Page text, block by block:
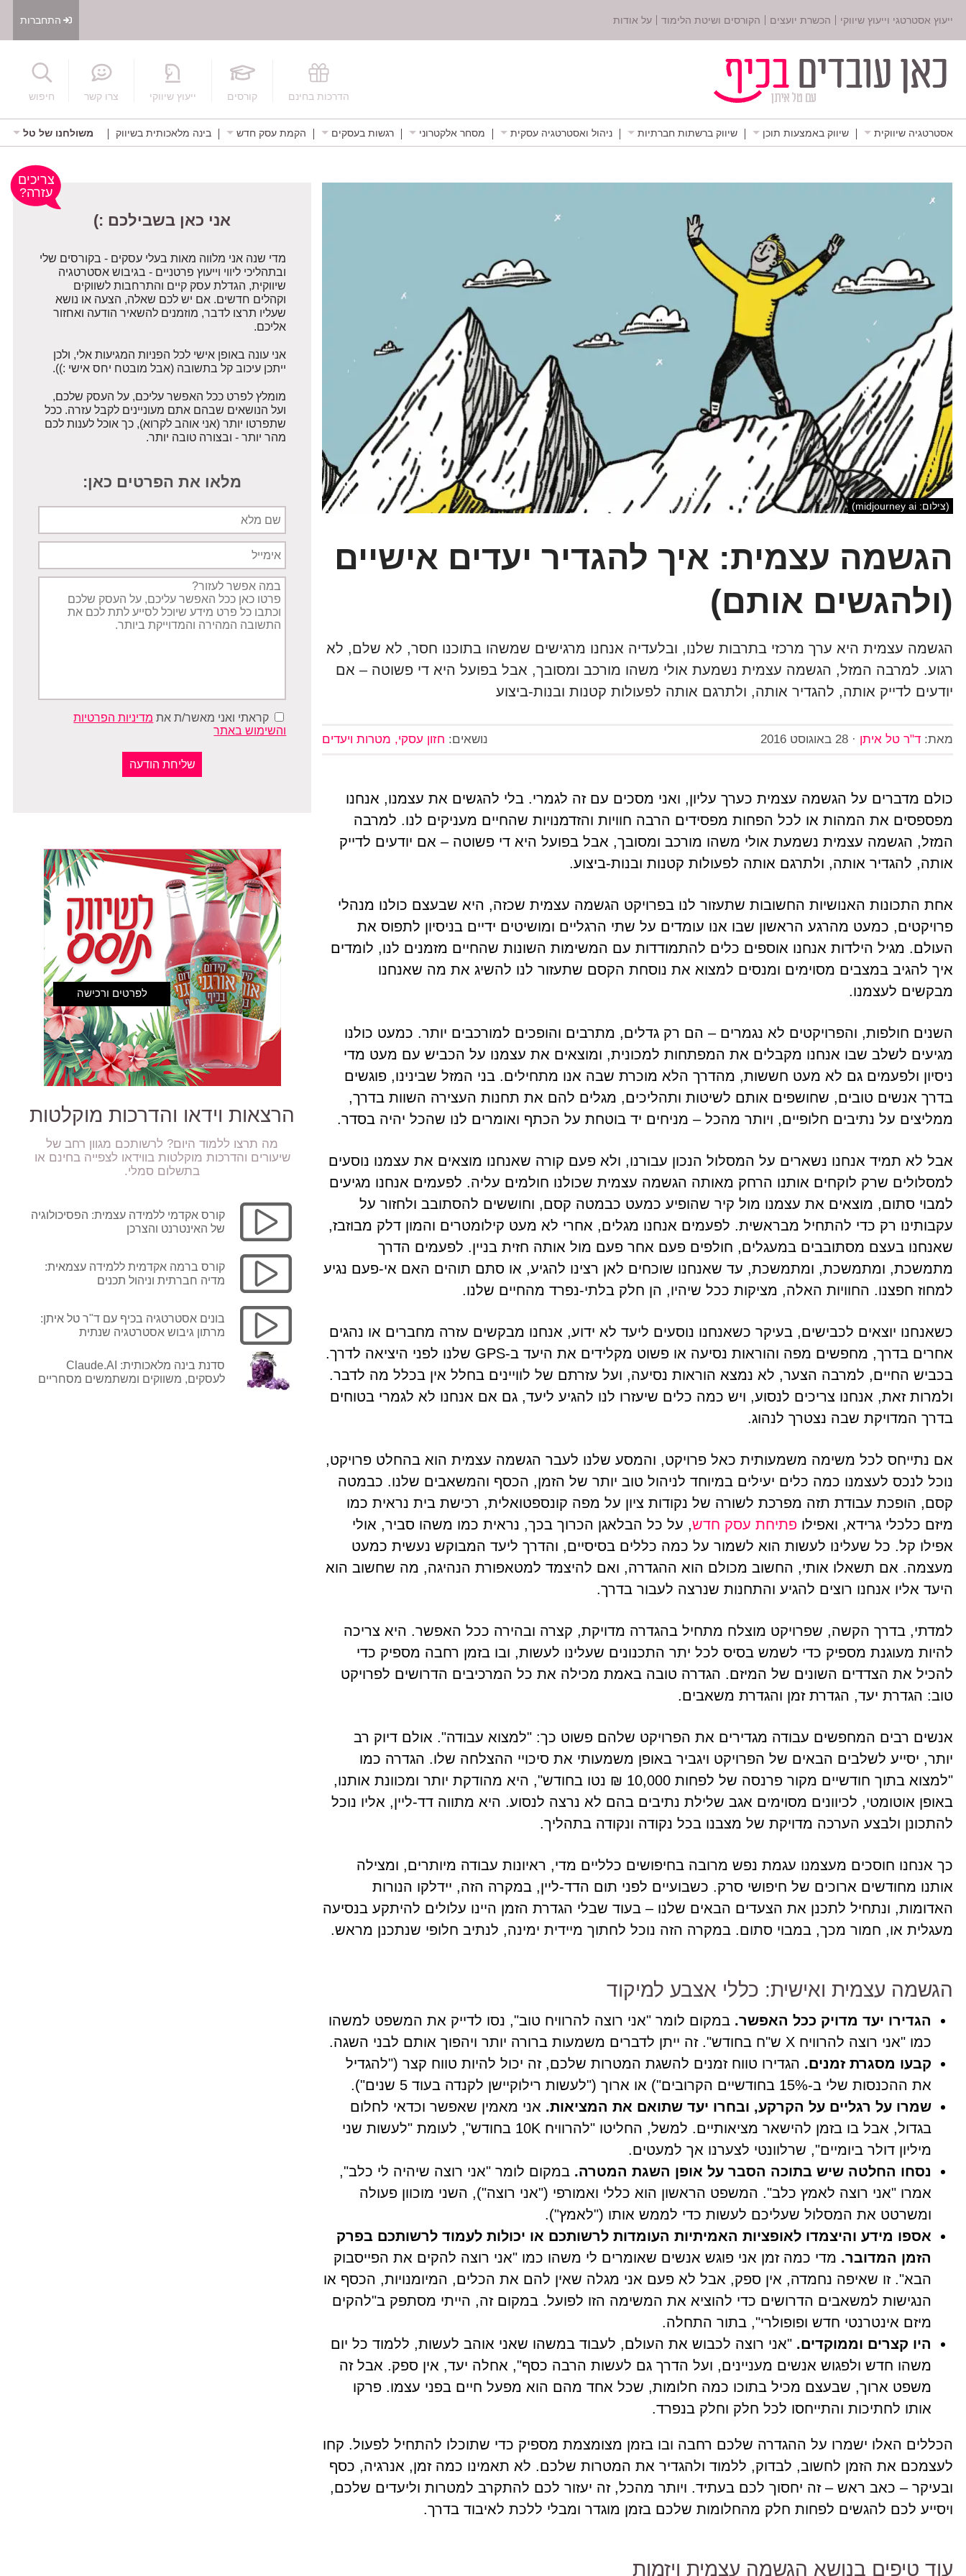
ייעוץ אסטרטגי וייעוץ שיווקי הכשרת יועצים הקורסים ושיטת הלימוד על אודות התחברות
הדרכות בחינם קורסים ייעוץ שיווקי צרו קשר חיפוש
אסטרטגיה שיווקית שיווק באמצעות תוכן שיווק ברשתות חברתיות ניהול ואסטרטגיה עסקית מסחר אלקטרוני רגשות בעסקים הקמת עסק חדש בינה מלאכותית בשיווק משולחנו של טל
(צילום: midjourney ai)
הגשמה עצמית: איך להגדיר יעדים אישיים
(ולהגשים אותם)
הגשמה עצמית היא ערך מרכזי בתרבות שלנו, ובלעדיה אנחנו מרגישים שמשהו בתוכנו חסר, לא שלם, לא
רגוע. למרבה המזל, הגשמה עצמית נשמעת אולי משהו מורכב ומסובך, אבל בפועל היא די פשוטה – אם
יודעים לדייק אותה, להגדיר אותה, ולתרגם אותה לפעולות קטנות ובנות-ביצוע
מאת: ד"ר טל איתן · 28 באוגוסט 2016 נושאים: חזון עסקי, מטרות ויעדים
כולם מדברים על הגשמה עצמית כערך עליון, ואני מסכים עם זה לגמרי. בלי להגשים את עצמנו, אנחנו
מפספסים את המהות או לכל הפחות מפסידים הרבה חוויות והזדמנויות שהחיים מעניקים לנו. למרבה
המזל, הגשמה עצמית נשמעת אולי משהו מורכב ומסובך, אבל בפועל היא די פשוטה – אם יודעים לדייק
אותה, להגדיר אותה, ולתרגם אותה לפעולות קטנות ובנות-ביצוע.
אחת התכונות האנושיות החשובות שתעזור לנו בפרויקט הגשמה עצמית שכזה, היא שבעצם כולנו מנהלי
פרויקטים, כמעט מהרגע הראשון שבו אנו עומדים על שתי הרגליים ומושיטים ידיים בניסיון לתפוס את
העולם. מגיל הילדות אנחנו אוספים כלים להתמודדות עם המשימות השונות שהחיים מזמנים לנו, לומדים
איך להגיב במצבים מסוימים ומנסים למצוא את נוסחת הקסם שתעזור לנו להשיג את מה שאנחנו
מבקשים לעצמנו.
השנים חולפות, והפרויקטים לא נגמרים – הם רק גדלים, מתרבים והופכים למורכבים יותר. כמעט כולנו
מגיעים לשלב שבו אנחנו מקבלים את המפתחות למכונית, ומוצאים את עצמנו על הכביש עם מעט מדי
ניסיון ולפעמים גם לא מעט חששות, מהדרך הלא מוכרת שבה אנו מתחילים. בני המזל שבינינו, פוגשים
בדרך אנשים טובים, שחושפים אותם לשיטות ותהליכים, מגלים להם את תחנות העצירה השוות בדרך,
ממליצים על נתיבים חלופיים, ויותר מהכל – מניחים יד בוטחת על הכתף ואומרים לנו שהכל יהיה בסדר.
אבל לא תמיד אנחנו נשארים על המסלול הנכון עבורנו, ולא פעם קורה שאנחנו מוצאים את עצמנו נוסעים
למסלולים שרק לוקחים אותנו הרחק מאותה הגשמה עצמית שכולנו חולמים עליה. לפעמים אנחנו מגיעים
למבוי סתום, מוצאים את עצמנו מול קיר שהופיע כמעט כבמטה קסם, וחוששים להסתובב ולחזור על
עקבותינו רק כדי להתחיל מבראשית. לפעמים אנחנו מגלים, אחרי לא מעט קילומטרים והמון דלק מבוזבז,
שאנחנו בעצם מסתובבים במעגלים, חולפים פעם אחר פעם מול אותה חזית בניין. לפעמים הדרך
מתמשכת, ומתמשכת, ומתמשכת, עד שאנחנו שוכחים לאן רצינו להגיע, או סתם תוהים האם אי-פעם נגיע
למחוז חפצנו. החוויות האלה, מציקות ככל שיהיו, הן חלק בלתי-נפרד מהחיים שלנו.
כשאנחנו יוצאים לכבישים, בעיקר כשאנחנו נוסעים ליעד לא ידוע, אנחנו מבקשים עזרה מחברים או נהגים
אחרים בדרך, מחפשים מפה והוראות נסיעה או פשוט מקלידים את היעד ב-GPS שלנו לפני היציאה לדרך.
בכביש החיים, למרבה הצער, לא נמצא הוראות נסיעה, ועל עזרתם של לוויינים בחלל אין בכלל מה לדבר.
ולמרות זאת, אנחנו צריכים לנסוע, ויש כמה כלים שיעזרו לנו להגיע ליעד, גם אם אנחנו לא לגמרי בטוחים
בדרך המדויקת שבה נצטרך לנהוג.
אם נתייחס לכל משימה משמעותית כאל פרויקט, והמסע שלנו לעבר הגשמה עצמית הוא בהחלט פרויקט,
נוכל לנכס לעצמנו כמה כלים יעילים במיוחד לניהול טוב יותר של הזמן, הכסף והמשאבים שלנו. כבמטה
קסם, הופכת עבודת תזה מפרכת לשורה של נקודות ציון על מפה קונספטואלית, רכישת בית נראית כמו
מיזם כלכלי גרידא, ואפילו פתיחת עסק חדש, על כל הבלאגן הכרוך בכך, נראית כמו משהו סביר, אולי
אפילו קל. כל שעלינו לעשות הוא לשמור על כמה כללים בסיסיים, והדרך ליעד המבוקש נעשית כמעט
מעצמה. אם תשאלו אותי, החשוב מכולם הוא ההגדרה, ואם להיצמד למטאפורת הנהיגה, מה שחשוב הוא
היעד אליו אנחנו רוצים להגיע והתחנות שנרצה לעבור בדרך.
למדתי, בדרך הקשה, שפרויקט מוצלח מתחיל בהגדרה מדויקת, קצרה ובהירה ככל האפשר. היא צריכה
להיות מעוגנת מספיק כדי לשמש בסיס לכל יתר התכנונים שעלינו לעשות, ובו בזמן רחבה מספיק כדי
להכיל את הצדדים השונים של המיזם. הגדרה טובה באמת מכילה את כל המרכיבים הדרושים לפרויקט
טוב: הגדרת יעד, הגדרת זמן והגדרת משאבים.
אנשים רבים המחפשים עבודה מגדירים את הפרויקט שלהם פשוט כך: "למצוא עבודה". אולם דיוק רב
יותר, יסייע לשלבים הבאים של הפרויקט ויגביר באופן משמעותי את סיכויי ההצלחה שלו. הגדרה כמו
"למצוא בתוך חודשיים מקור פרנסה של לפחות 10,000 ₪ נטו בחודש", היא מהודקת יותר ומכוונת אותנו,
באופן אוטומטי, לכיוונים מסוימים אגב שלילת נתיבים בהם לא נרצה לנסוע. היא מתווה דד-ליין, אליו נוכל
להתכונן ולבצע הערכה מדויקת של מצבנו בכל נקודה ונקודה בתהליך.
כך אנחנו חוסכים מעצמנו עגמת נפש מרובה בחיפושים כלליים מדי, ראיונות עבודה מיותרים, ומצילה
אותנו מחודשים ארוכים של חיפושי סרק. כשבועיים לפני תום הדד-ליין, במקרה הזה, יידלקו הנורות
האדומות, ונתחיל לתכנן את הצעדים הבאים שלנו – בעוד שבלי הגדרת הזמן היינו עלולים להיתקע בנסיעה
מעגלית או, חמור מכך, במבוי סתום. במקרה הזה נוכל לחתוך מיידית ימינה, לנתיב חלופי שנתכנן מראש.
הגשמה עצמית ואישית: כללי אצבע למיקוד
הגדירו יעד מדויק ככל האפשר. במקום לומר "אני רוצה להרוויח טוב", נסו לדייק את המשפט למשהו
כמו "אני רוצה להרוויח X ש"ח בחודש". זה ייתן לדברים משמעות ברורה יותר ויהפוך אותם לבני השגה.
קבעו מסגרת זמנים. הגדירו טווח זמנים להשגת המטרות שלכם, זה יכול להיות טווח קצר ("להגדיל
את ההכנסות שלי ב-15% בחודשיים הקרובים") או ארוך ("לעשות רילוקיישן לקנדה בעוד 5 שנים").
שמרו על רגליים על הקרקע, ובחרו יעד שתואם את המציאות. אני מאמין שאפשר וכדאי לחלום
בגדול, אבל בו בזמן להישאר מציאותיים. למשל, החליטו "להרוויח 10K בחודש", לעומת "לעשות שני
מיליון דולר ביומיים", שרלוונטי לצערנו אך למעטים.
נסחו החלטה שיש בתוכה הסבר על אופן השגת המטרה. במקום לומר "אני רוצה שיהיה לי כלב",
אמרו "אני רוצה לאמץ כלב". המשפט הראשון הוא כללי ואמורפי ("אני רוצה"), השני מוכוון פעולה
ומשרטט את המסלול שעליכם לעשות כדי לממש אותו ("לאמץ").
אספו מידע והיצמדו לאופציות האמיתיות העומדות לרשותכם או יכולות לעמוד לרשותכם בפרק
הזמן המדובר. מדי כמה זמן אני פוגש אנשים שאומרים לי משהו כמו "אני רוצה להקים את הפייסבוק
הבא". זו שאיפה נחמדה, אין ספק, אבל לא פעם אני מגלה שאין להם את הכלים, המיומנויות, הכסף או
הנגישות למשאבים הדרושים כדי להוציא את המשימה הזו לפועל. במקום זה, הייתי מסתפק ב"להקים
מיזם אינטרנטי חדש ופופולרי", בתור התחלה.
היו קצרים וממוקדים. "אני רוצה לכבוש את העולם, לעבוד במשהו שאני אוהב לעשות, ללמוד כל יום
משהו חדש ולפגוש אנשים מעניינים, ועל הדרך גם לעשות הרבה כסף", אחלה יעד, אין ספק. אבל זה
משפט ארוך, שבעצם מכיל בתוכו כמה חלומות, שכל אחד מהם הוא מפעל חיים בפני עצמו. פרקו
אותו לחתיכות והתייחסו לכל חלק וחלק בנפרד.
הכללים האלו ישמרו על ההגדרה שלכם רחבה ובו בזמן מצומצמת מספיק כדי שתוכלו להתחיל לפעול. קחו
לעצמכם את הזמן לחשוב, לבדוק, ללמוד ולהגדיר את המטרות שלכם. לא תאמינו כמה זמן, אנרגיה, כסף
ובעיקר – כאב ראש – זה יחסוך לכם בעתיד. ויותר מהכל, זה יעזור לכם להתקרב למטרות וליעדים שלכם,
ויסייע לכם להגשים לפחות חלק מהחלומות שלכם בזמן מוגדר ומבלי ללכת לאיבוד בדרך.
עוד טיפים בנושא הגשמה עצמית ויזמות
אני כאן בשבילכם :)
מדי שנה אני מלווה מאות בעלי עסקים - בקורסים שלי
ובתהליכי ליווי וייעוץ פרטניים - בגיבוש אסטרטגיה
שיווקית, הגדלת עסק קיים והתרחבות לשווקים
וקהלים חדשים. אם יש לכם שאלה, הצעה או נושא
שעליו תרצו לדבר, מוזמנים להשאיר הודעה ואחזור
אליכם.
אני עונה באופן אישי לכל הפניות המגיעות אלי, ולכן
ייתכן עיכוב קל בתשובה (אבל מובטח יחס אישי :)).
מומלץ לפרט ככל האפשר עליכם, על העסק שלכם,
ועל הנושאים שבהם אתם מעוניינים לקבל עזרה. ככל
שתפרטו יותר (אני אוהב לקרוא), כך אוכל לענות לכם
מהר יותר - ובצורה טובה יותר.
מלאו את הפרטים כאן:
מלא
תיאור
הפניה
קראתי ואני מאשר/ת את מדיניות הפרטיות
והשימוש באתר
הרצאות וידאו והדרכות מוקלטות
מה תרצו ללמוד היום? לרשותכם מגוון רחב של
שיעורים והדרכות מוקלטות בווידאו לצפייה בחינם או
בתשלום סמלי.
קורס אקדמי ללמידה עצמית: הפסיכולוגיה
של האינטרנט והצרכן
קורס ברמה אקדמית ללמידה עצמאית:
מדיה חברתית וניהול תכנים
בונים אסטרטגיה בכיף עם ד"ר טל איתן:
מרתון גיבוש אסטרטגיה שנתית
סדנת בינה מלאכותית: Claude.AI
לעסקים, משווקים ומשתמשים מסחריים